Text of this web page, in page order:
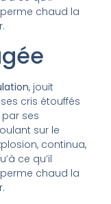
chaud la
, jouit
cris étouffés
par ses
sur le
continua,
ce qu’il
chaud la